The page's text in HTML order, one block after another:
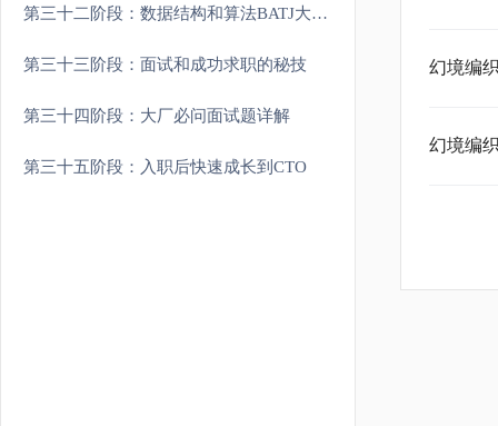
第三十二阶段：数据结构和算法BATJ大厂面试重难点
第三十三阶段：面试和成功求职的秘技
第三十四阶段：大厂必问面试题详解
第三十五阶段：入职后快速成长到CTO
幻境编
幻境编